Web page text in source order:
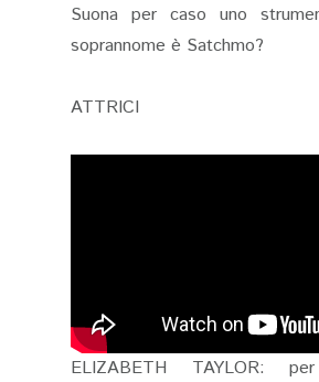
Suona per caso uno
soprannome è Satchmo?
ATTRICI
ELIZABETH TAYLOR: